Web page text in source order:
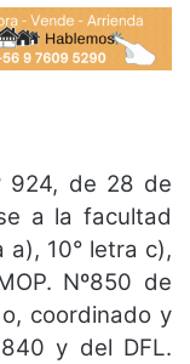
924, de 28 de
a la facultad
10° letra c),
Nº850 de
coordinado y
y del DFL.